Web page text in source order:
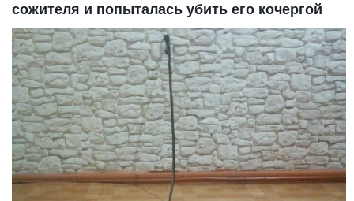
сожителя и попыталась убить его кочергой